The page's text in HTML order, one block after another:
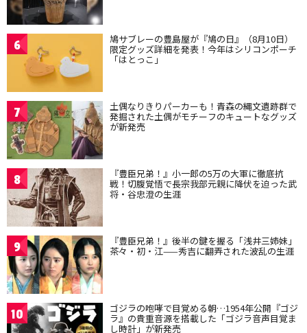
6 鳩サブレーの豊島屋が『鳩の日』（8月10日）
限定グッズ詳細を発表！今年はシリコンポーチ
「はとっこ」
7 土偶なりきりパーカーも！青森の縄文遺跡群で
発掘された土偶がモチーフのキュートなグッズ
が新発売
8 『豊臣兄弟！』小一郎の5万の大軍に徹底抗
戦！切腹覚悟で長宗我部元親に降伏を迫った武
将・谷忠澄の生涯
9 『豊臣兄弟！』後半の鍵を握る「浅井三姉妹」
茶々・初・江——秀吉に翻弄された波乱の生涯
10 ゴジラの咆哮で目覚める朝…1954年公開『ゴジ
ラ』の貴重音源を搭載した「ゴジラ音声目覚ま
し時計」が新発売